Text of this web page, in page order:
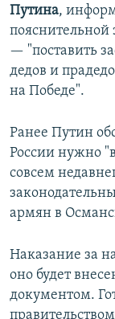
Путина,
пояснительной
— "поставить
дедов и
на Победе".
Ранее Путин
России нужно
совсем
армян в
Наказание за
оно будет
документом.